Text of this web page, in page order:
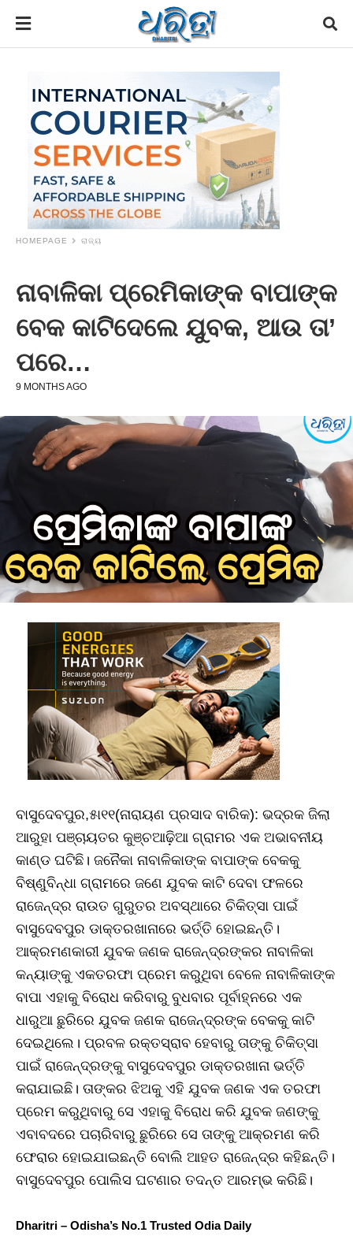
HOMEPAGE ରାଜ୍ୟ
ନାବାଳିକା ପ୍ରେମିକାଙ୍କ ବାପାଙ୍କ
ବେକ କାଟିଦେଲେ ଯୁବକ, ଆଉ ତା’
ପରେ…
9 MONTHS AGO
ବାସୁଦେବପୁର,୫ା୧୧(ନାରାୟଣ ପ୍ରସାଦ ବାରିକ): ଭଦ୍ରକ ଜିଲା
ଆରୁହା ପଞ୍ଚାୟତର କୁଞ୍ଚଆଢ଼ିଆ ଗ୍ରାମର ଏକ ଅଭାବନୀୟ
କାଣ୍ଡ ଘଟିଛି। ଜନୈକା ନାବାଳିକାଙ୍କ ବାପାଙ୍କ ବେକକୁ
ବିଷ୍ଣୁବିନ୍ଧା ଗ୍ରାମରେ ଜଣେ ଯୁବକ କାଟି ଦେବା ଫଳରେ
ରାଜେନ୍ଦ୍ର ରାଉତ ଗୁରୁତର ଅବସ୍ଥାରେ ଚିକିତ୍ସା ପାଇଁ
ବାସୁଦେବପୁର ଡାକ୍ତରଖାନାରେ ଭର୍ତ୍ତି ହୋଇଛନ୍ତି।
ଆକ୍ରମଣକାରୀ ଯୁବକ ଜଣକ ରାଜେନ୍ଦ୍ରଙ୍କର ନାବାଳିକା
କନ୍ୟାଙ୍କୁ ଏକତରଫା ପ୍ରେମ କରୁଥିବା ବେଳେ ନାବାଳିକାଙ୍କ
ବାପା ଏହାକୁ ବିରୋଧ କରିବାରୁ ବୁଧବାର ପୂର୍ବାହ୍ନରେ ଏକ
ଧାରୁଆ ଛୁରିରେ ଯୁବକ ଜଣକ ରାଜେନ୍ଦ୍ରଙ୍କ ବେକକୁ କାଟି
ଦେଇଥିଲେ। ପ୍ରବଳ ରକ୍ତସ୍ରାବ ହେବାରୁ ତାଙ୍କୁ ଚିକିତ୍ସା
ପାଇଁ ରାଜେନ୍ଦ୍ରଙ୍କୁ ବାସୁଦେବପୁର ଡାକ୍ତରଖାନା ଭର୍ତ୍ତି
କରାଯାଇଛି। ତାଙ୍କର ଝିଅକୁ ଏହି ଯୁବକ ଜଣକ ଏକ ତରଫା
ପ୍ରେମ କରୁଥିବାରୁ ସେ ଏହାକୁ ବିରୋଧ କରି ଯୁବକ ଜଣଙ୍କୁ
ଏବାବଦରେ ପଚାରିବାରୁ ଛୁରିରେ ସେ ତାଙ୍କୁ ଆକ୍ରମଣ କରି
ଫେରାର ହୋଇଯାଇଛନ୍ତି ବୋଲି ଆହତ ରାଜେନ୍ଦ୍ର କହିଛନ୍ତି।
ବାସୁଦେବପୁର ପୋଲିସ ଘଟଣାର ତଦନ୍ତ ଆରମ୍ଭ କରିଛି।
Dharitri – Odisha’s No.1 Trusted Odia Daily